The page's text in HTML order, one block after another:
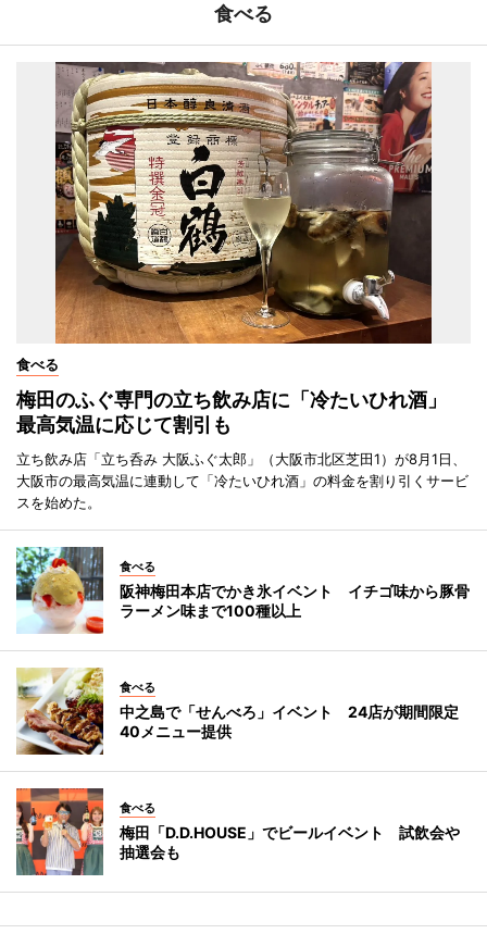
食べる
食べる
梅田のふぐ専門の立ち飲み店に「冷たいひれ酒」
最高気温に応じて割引も
立ち飲み店「立ち呑み 大阪ふぐ太郎」（大阪市北区芝田1）が8月1日、
大阪市の最高気温に連動して「冷たいひれ酒」の料金を割り引くサービ
スを始めた。
食べる
阪神梅田本店でかき氷イベント イチゴ味から豚骨
ラーメン味まで100種以上
食べる
中之島で「せんべろ」イベント 24店が期間限定
40メニュー提供
食べる
梅田「D.D.HOUSE」でビールイベント 試飲会や
抽選会も